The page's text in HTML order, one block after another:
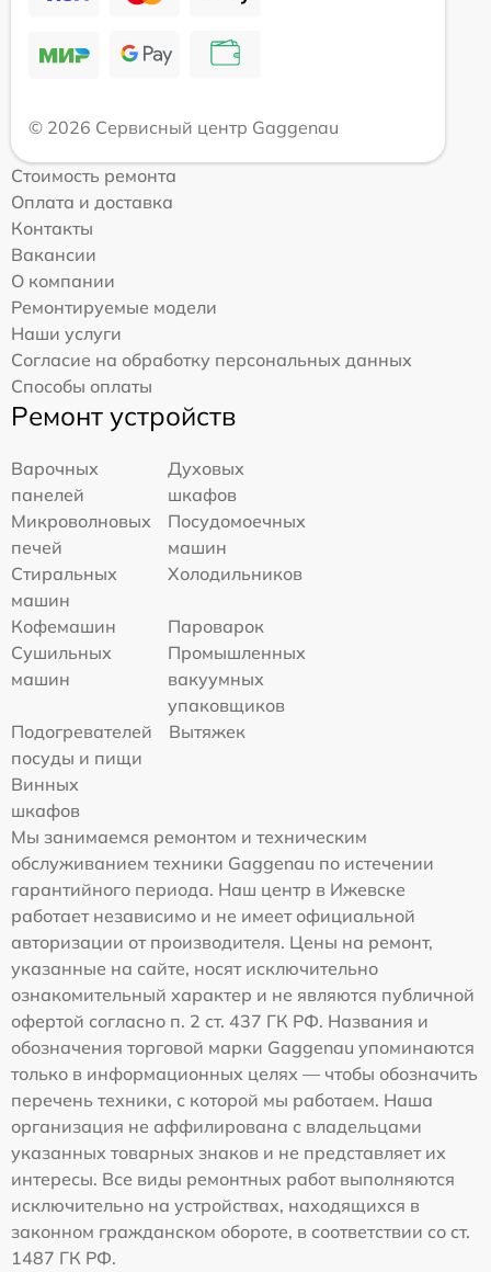
© 2026 Сервисный центр Gaggenau
Стоимость ремонта
Оплата и доставка
Контакты
Вакансии
О компании
Ремонтируемые модели
Наши услуги
Согласие на обработку персональных данных
Способы оплаты
Ремонт устройств
Варочных
панелей
Духовых
шкафов
Микроволновых
печей
Посудомоечных
машин
Стиральных
машин
Холодильников
Кофемашин
Пароварок
Сушильных
машин
Промышленных
вакуумных
упаковщиков
Подогревателей
посуды и пищи
Вытяжек
Винных
шкафов
Мы занимаемся ремонтом и техническим
обслуживанием техники Gaggenau по истечении
гарантийного периода. Наш центр в Ижевске
работает независимо и не имеет официальной
авторизации от производителя. Цены на ремонт,
указанные на сайте, носят исключительно
ознакомительный характер и не являются публичной
офертой согласно п. 2 ст. 437 ГК РФ. Названия и
обозначения торговой марки Gaggenau упоминаются
только в информационных целях — чтобы обозначить
перечень техники, с которой мы работаем. Наша
организация не аффилирована с владельцами
указанных товарных знаков и не представляет их
интересы. Все виды ремонтных работ выполняются
исключительно на устройствах, находящихся в
законном гражданском обороте, в соответствии со ст.
1487 ГК РФ.